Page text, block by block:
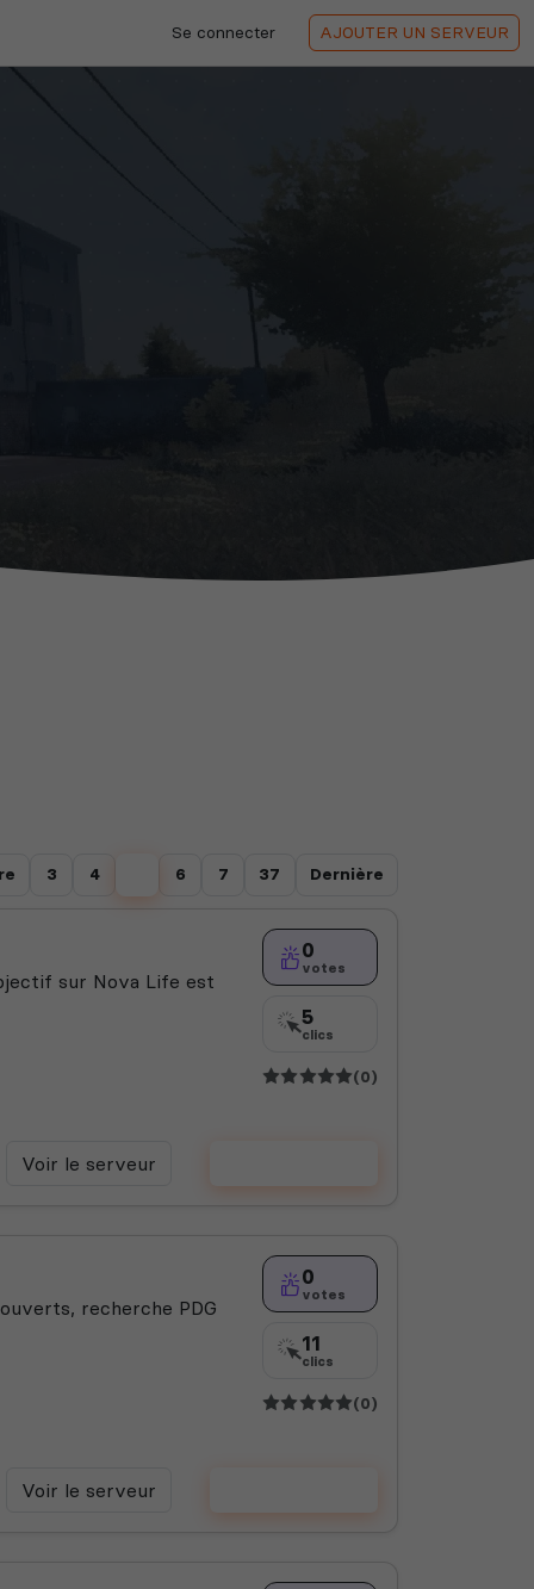
Se connecter AJOUTER UN SERVEUR
3 4 6 7 37 Dernière
sur Nova Life est
0
votes
5
clics
(0)
Voir le serveur
recherche PDG
0
votes
11
clics
(0)
Voir le serveur